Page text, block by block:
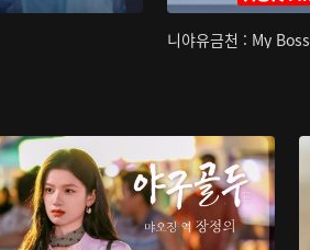
니야유금천 : My Boss